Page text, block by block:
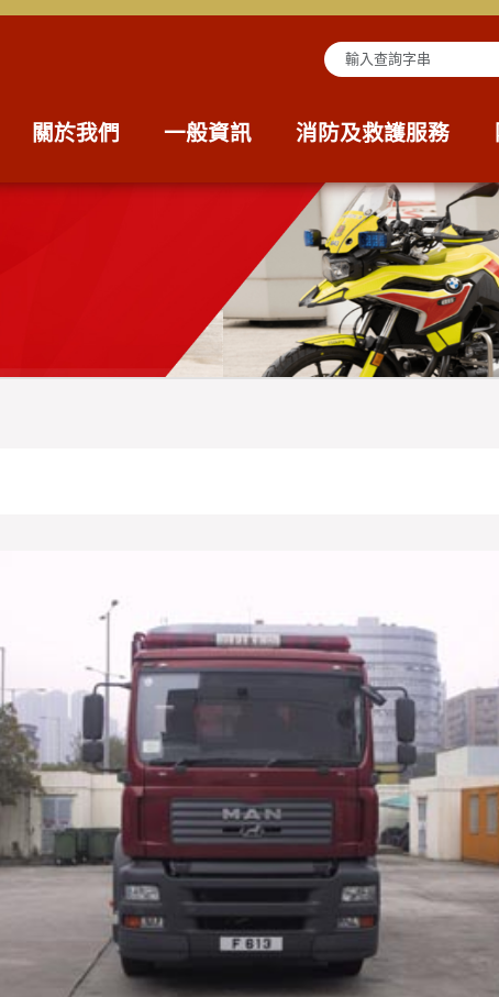
查詢字串
關於我們 一般資訊 消防及救護服務